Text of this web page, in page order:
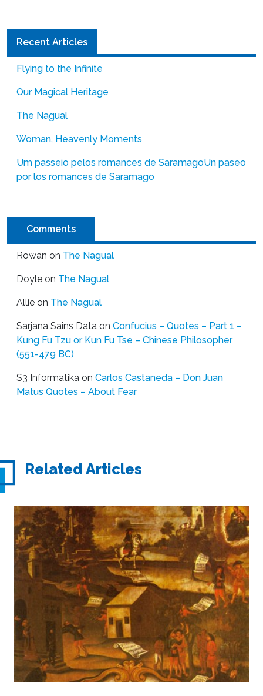
Recent Articles
Flying to the Infinite
Our Magical Heritage
The Nagual
Woman, Heavenly Moments
Um passeio pelos romances de SaramagoUn paseo
por los romances de Saramago
Comments
Rowan on The Nagual
Doyle on The Nagual
Allie on The Nagual
Sarjana Sains Data on Confucius – Quotes – Part 1 –
Kung Fu Tzu or Kun Fu Tse – Chinese Philosopher
(551-479 BC)
S3 Informatika on Carlos Castaneda – Don Juan
Matus Quotes – About Fear
Related Articles